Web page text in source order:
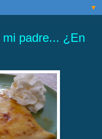
▼
padre... ¿En